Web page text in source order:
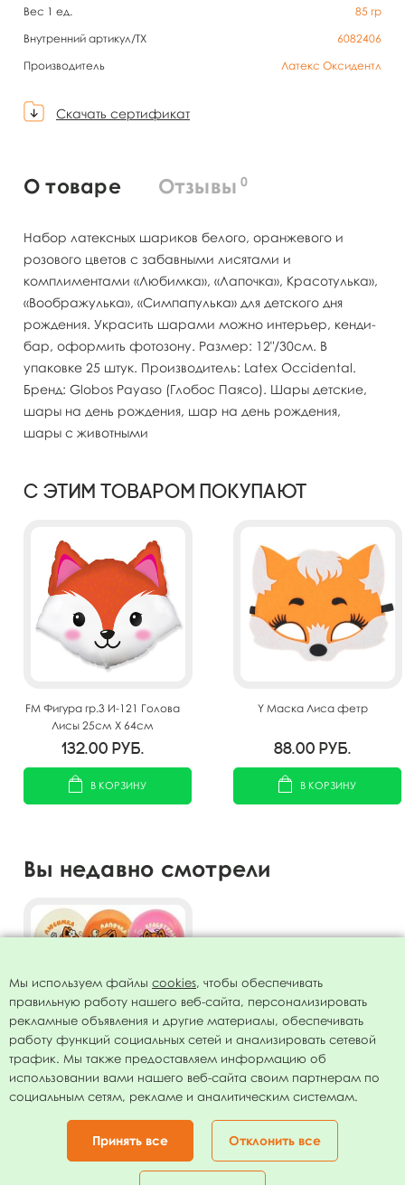
Вес 1 ед.
85 гр
Внутренний артикул/TX
6082406
Производитель
Латекс Оксидентл
Скачать сертификат
О товаре Отзывы 0
Набор латексных шариков белого, оранжевого и
розового цветов с забавными лисятами и
комплиментами «Любимка», «Лапочка», Красотулька»,
«Воображулька», «Симпапулька» для детского дня
рождения. Украсить шарами можно интерьер, кенди-
бар, оформить фотозону. Размер: 12"/30см. В
упаковке 25 штук. Производитель: Latex Occidental.
Бренд: Globos Payaso (Глобос Паясо). Шары детские,
шары на день рождения, шар на день рождения,
шары с животными
С этим товаром покупают
FM Фигура гр.3 И-121 Голова
Лисы 25см X 64см
132.00 руб.
В КОРЗИНУ
Y Маска Лиса фетр
88.00 руб.
В КОРЗИНУ
Вы недавно смотрели
Воздушные шары ассорти
рис. Лисята девочки 25шт
12"/30см
435.00руб.
Мы используем файлы cookies, чтобы обеспечивать
правильную работу нашего веб-сайта, персонализировать
рекламные объявления и другие материалы, обеспечивать
работу функций социальных сетей и анализировать сетевой
трафик. Мы также предоставляем информацию об
использовании вами нашего веб-сайта своим партнерам по
социальным сетям, рекламе и аналитическим системам.
Принять все Отклонить все